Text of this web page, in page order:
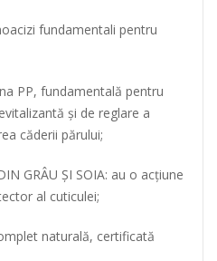
fundamentali pentru
PP, fundamentală pentru
și de reglare a
căderii părului;
GRÂU ȘI SOIA: au o acțiune
al cuticulei;
naturală, certificată